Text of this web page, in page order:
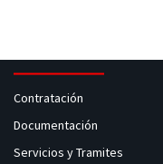
Contratación
Documentación
Servicios y Tramites